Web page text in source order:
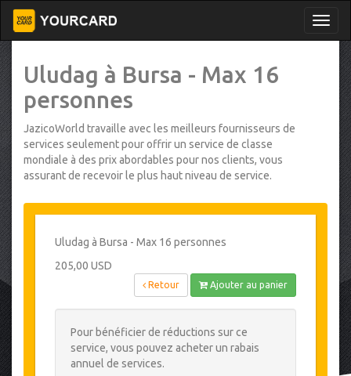
Uludag à Bursa - Max 16
personnes
JazicoWorld travaille avec les meilleurs fournisseurs de
services seulement pour offrir un service de classe
mondiale à des prix abordables pour nos clients, vous
assurant de recevoir le plus haut niveau de service.
Uludag à Bursa - Max 16 personnes
205,00 USD
Retour Ajouter au panier
Pour bénéficier de réductions sur ce
service, vous pouvez acheter un rabais
annuel de services.